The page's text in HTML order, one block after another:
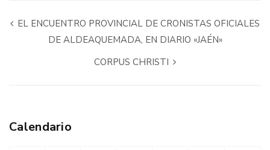
EL ENCUENTRO PROVINCIAL DE CRONISTAS OFICIALES
DE ALDEAQUEMADA, EN DIARIO «JAÉN»
CORPUS CHRISTI
Calendario